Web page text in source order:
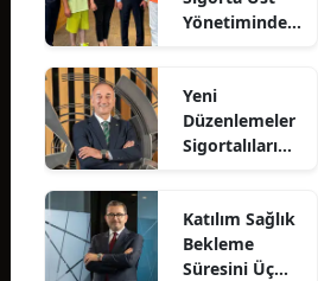
Yönetiminden
Yeni
Düzenlemeler
Sigortalıları
Katılım Sağlık
Bekleme
Süresini Üç